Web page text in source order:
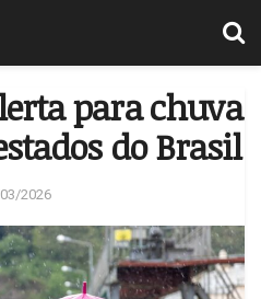
para chuva
do Brasil
2026